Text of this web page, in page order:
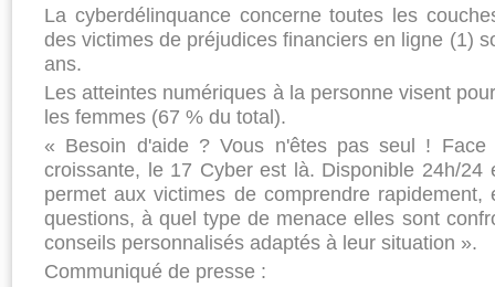
La cyberdélinquance concerne toutes les
des victimes de préjudices financiers en ligne (1)
ans.
Les atteintes numériques à la personne visent
les femmes (67 % du total).
« Besoin d'aide ? Vous n'êtes pas seul ! Face
croissante, le 17 Cyber est là. Disponible 24h/24
permet aux victimes de comprendre rapidement,
questions, à quel type de menace elles sont
conseils personnalisés adaptés à leur situation ».
Communiqué de presse :